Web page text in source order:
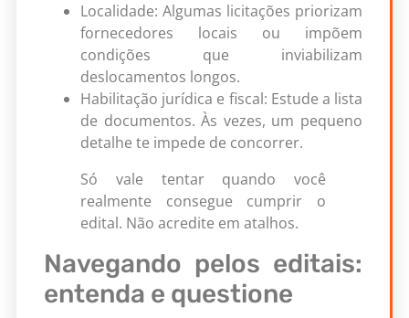
Localidade: Algumas licitações priorizam
fornecedores locais ou impõem
condições que inviabilizam
deslocamentos longos.
Habilitação jurídica e fiscal: Estude a lista
de documentos. Às vezes, um pequeno
detalhe te impede de concorrer.
Só vale tentar quando você
realmente consegue cumprir o
edital. Não acredite em atalhos.
Navegando pelos editais:
entenda e questione